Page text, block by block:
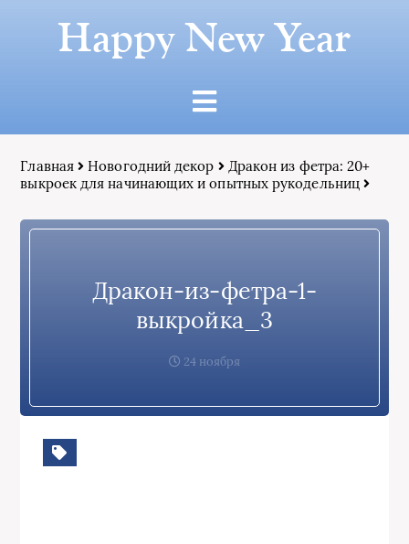
Happy New Year
Главная Новогодний декор
Дракон из фетра: 20+
выкроек для начинающих и опытных рукодельниц
Дракон-из-фетра-1-
выкройка_3
24 ноября